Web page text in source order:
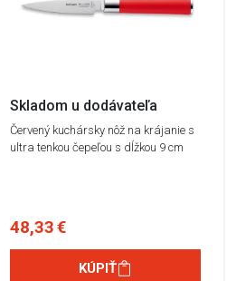
Skladom u dodávateľa
Červený kuchársky nôž na krájanie s
ultra tenkou čepeľou s dĺžkou 9 cm
48,33 €
KÚPIŤ